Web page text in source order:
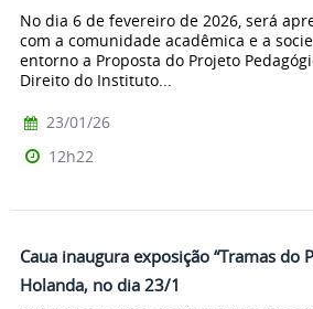
No dia 6 de fevereiro de 2026, será
com a comunidade acadêmica e a
entorno a Proposta do Projeto
Direito do Instituto...
23/01/26
12h22
Caua inaugura exposição “Tramas do
Holanda, no dia 23/1